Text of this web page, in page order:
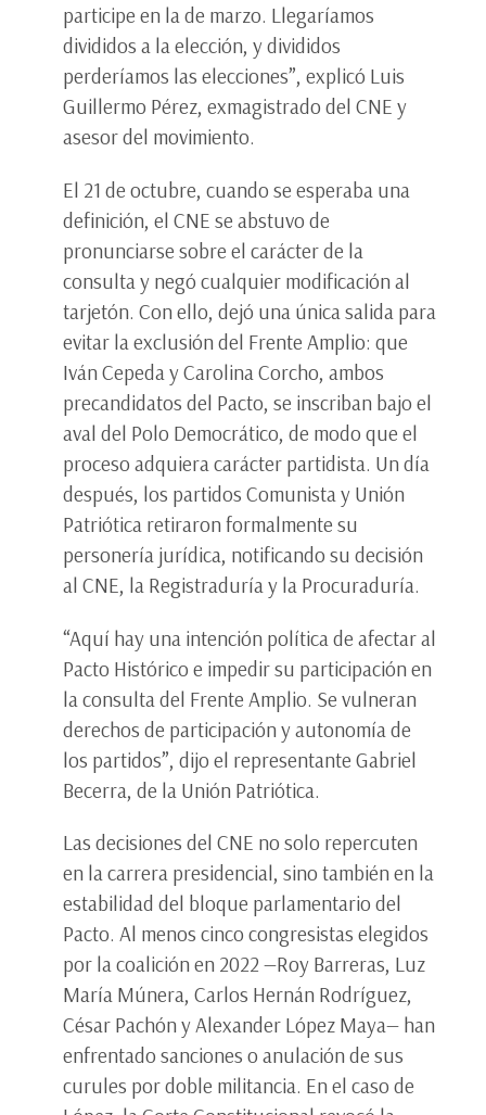
participe en la de marzo. Llegaríamos
divididos a la elección, y divididos
perderíamos las elecciones”, explicó Luis
Guillermo Pérez, exmagistrado del CNE y
asesor del movimiento.
El 21 de octubre, cuando se esperaba una
definición, el CNE se abstuvo de
pronunciarse sobre el carácter de la
consulta y negó cualquier modificación al
tarjetón. Con ello, dejó una única salida para
evitar la exclusión del Frente Amplio: que
Iván Cepeda y Carolina Corcho, ambos
precandidatos del Pacto, se inscriban bajo el
aval del Polo Democrático, de modo que el
proceso adquiera carácter partidista. Un día
después, los partidos Comunista y Unión
Patriótica retiraron formalmente su
personería jurídica, notificando su decisión
al CNE, la Registraduría y la Procuraduría.
“Aquí hay una intención política de afectar al
Pacto Histórico e impedir su participación en
la consulta del Frente Amplio. Se vulneran
derechos de participación y autonomía de
los partidos”, dijo el representante Gabriel
Becerra, de la Unión Patriótica.
Las decisiones del CNE no solo repercuten
en la carrera presidencial, sino también en la
estabilidad del bloque parlamentario del
Pacto. Al menos cinco congresistas elegidos
por la coalición en 2022 —Roy Barreras, Luz
María Múnera, Carlos Hernán Rodríguez,
César Pachón y Alexander López Maya— han
enfrentado sanciones o anulación de sus
curules por doble militancia. En el caso de